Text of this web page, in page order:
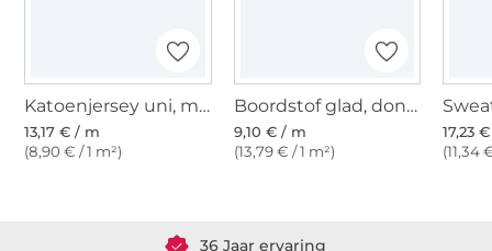
Katoenjersey uni, marineblauw
13,17 € / m
(8,90 € / 1 m²)
Boordstof glad, donkerblauw
9,10 € / m
(13,79 € / 1 m²)
17,23
(11,34